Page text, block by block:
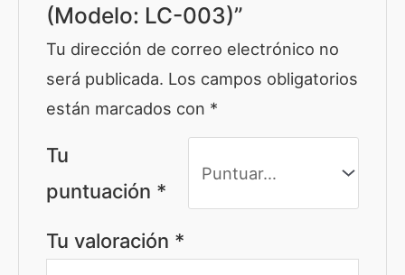
(Modelo: LC-003)”
Tu dirección de correo electrónico no
será publicada. Los campos obligatorios
están marcados con *
Tu
puntuación *
Tu valoración *